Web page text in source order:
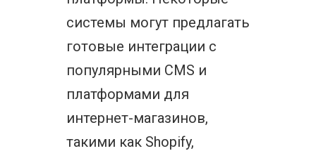
системы могут предлагать
готовые интеграции с
популярными CMS и
платформами для
интернет-магазинов,
такими как Shopify,